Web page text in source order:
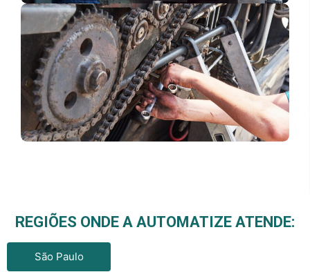
REGIÕES ONDE A AUTOMATIZE ATENDE:
São Paulo